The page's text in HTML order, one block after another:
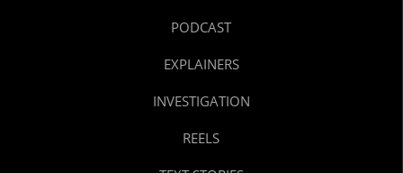
PODCAST
EXPLAINERS
INVESTIGATION
REELS